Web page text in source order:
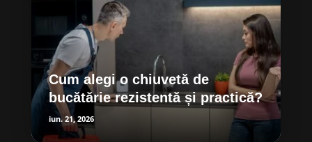
Cum alegi o chiuvetă de
bucătărie rezistentă și practică?
iun. 21, 2026